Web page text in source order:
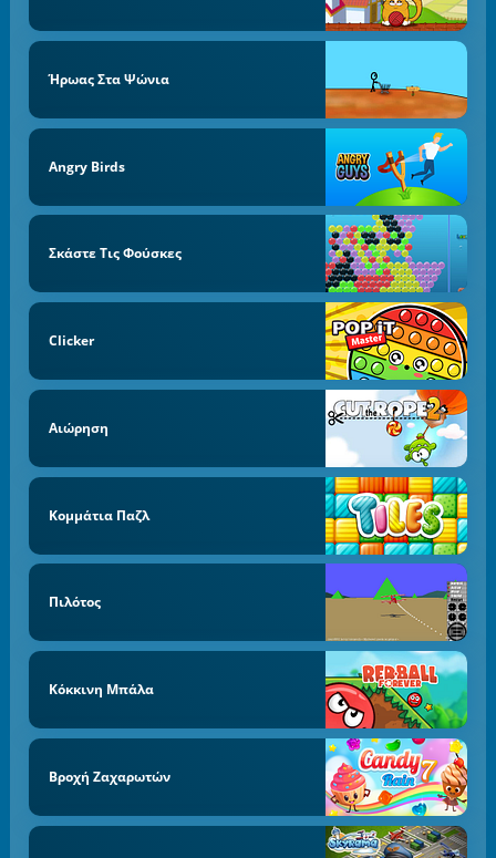
Ήρωας Στα Ψώνια
Angry Birds
Σκάστε Τις Φούσκες
Clicker
Αιώρηση
Κομμάτια Παζλ
Πιλότος
Κόκκινη Μπάλα
Βροχή Ζαχαρωτών